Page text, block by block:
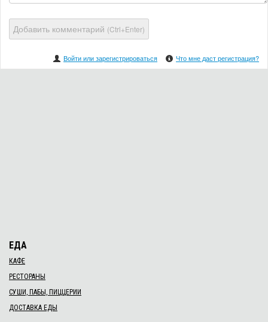
Добавить комментарий (Ctrl+Enter)
Войти или зарегистрироваться Что мне даст регистрация?
ЕДА
КАФЕ
РЕСТОРАНЫ
СУШИ, ПАБЫ, ПИЦЦЕРИИ
ДОСТАВКА ЕДЫ